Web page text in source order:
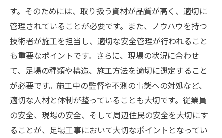
す。そのためには、取り扱う資材が品質が高く、適切に
管理されていることが必要です。また、ノウハウを持つ
技術者が施工を担当し、適切な安全管理が行われること
も重要なポイントです。さらに、現場の状況に合わせ
て、足場の種類や構造、施工方法を適切に選定すること
が必要です。施工中の監督や不測の事態への対処など、
適切な人材と体制が整っていることも大切です。従業員
の安全、現場の安全、そして周辺住民の安全を大切にす
ることが、足場工事において大切なポイントとなってい